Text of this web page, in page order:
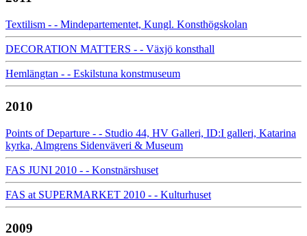
Textilism - - Mindepartementet, Kungl. Konsthögskolan
DECORATION MATTERS - - Växjö konsthall
Hemlängtan - - Eskilstuna konstmuseum
2010
Points of Departure - - Studio 44, HV Galleri, ID:I galleri, Katarina
kyrka, Almgrens Sidenväveri & Museum
FAS JUNI 2010 - - Konstnärshuset
FAS at SUPERMARKET 2010 - - Kulturhuset
2009